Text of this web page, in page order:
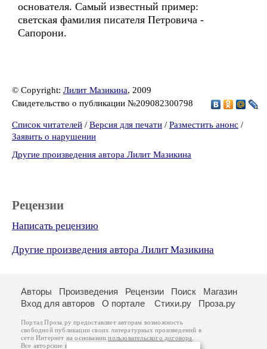
основателя. Самый известный пример:
светская фамилия писателя Петровича -
Сапорони.
© Copyright: Лилит Мазикина, 2009
Свидетельство о публикации №209082300798
Список читателей / Версия для печати / Разместить анонс /
Заявить о нарушении
Другие произведения автора Лилит Мазикина
Рецензии
Написать рецензию
Другие произведения автора Лилит Мазикина
Авторы Произведения Рецензии Поиск
Магазин
Вход для авторов
О портале Стихи.ру Проза.ру
Портал Проза.ру предоставляет авторам возможность
свободной публикации своих литературных произведений в
сети Интернет на основаниипользовательского договора
Все авторские права на произведения принадлежат авторам